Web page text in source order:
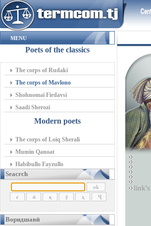
MENU
Poets of the classics
The corps of Rudaki
The corps of Mavlono
Shohnomai Firdavsi
Saadi Sherozi
Modern poets
The corps of Loiq Sherali
Mumin Qanoat
Habibullo Fayzullo
Seacrch
Воридшавӣ
link's